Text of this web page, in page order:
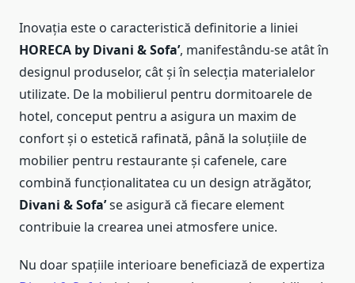
Inovația este o caracteristică definitorie a liniei
HORECA by Divani & Sofa’, manifestându-se atât în
designul produselor, cât și în selecția materialelor
utilizate. De la mobilierul pentru dormitoarele de
hotel, conceput pentru a asigura un maxim de
confort și o estetică rafinată, până la soluțiile de
mobilier pentru restaurante și cafenele, care
combină funcționalitatea cu un design atrăgător,
Divani & Sofa’se asigură că fiecare element
contribuie la crearea unei atmosfere unice.
Nu doar spațiile interioare beneficiază de expertiza